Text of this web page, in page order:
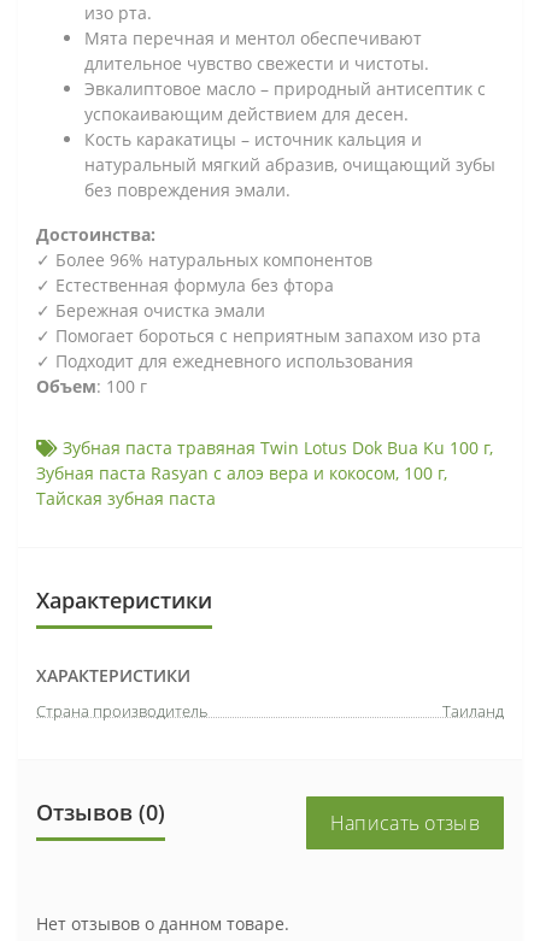
изо рта.
Мята перечная и ментол обеспечивают
длительное чувство свежести и чистоты.
Эвкалиптовое масло – природный антисептик с
успокаивающим действием для десен.
Кость каракатицы – источник кальция и
натуральный мягкий абразив, очищающий зубы
без повреждения эмали.
Достоинства:
✓ Более 96% натуральных компонентов
✓ Естественная формула без фтора
✓ Бережная очистка эмали
✓ Помогает бороться с неприятным запахом изо рта
✓ Подходит для ежедневного использования
Объем: 100 г
Зубная паста травяная Twin Lotus Dok Bua Ku 100 г,
Зубная паста Rasyan с алоэ вера и кокосом, 100 г,
Тайская зубная паста
Характеристики
ХАРАКТЕРИСТИКИ
Страна производитель Таиланд
Отзывов (0) Написать отзыв
Нет отзывов о данном товаре.